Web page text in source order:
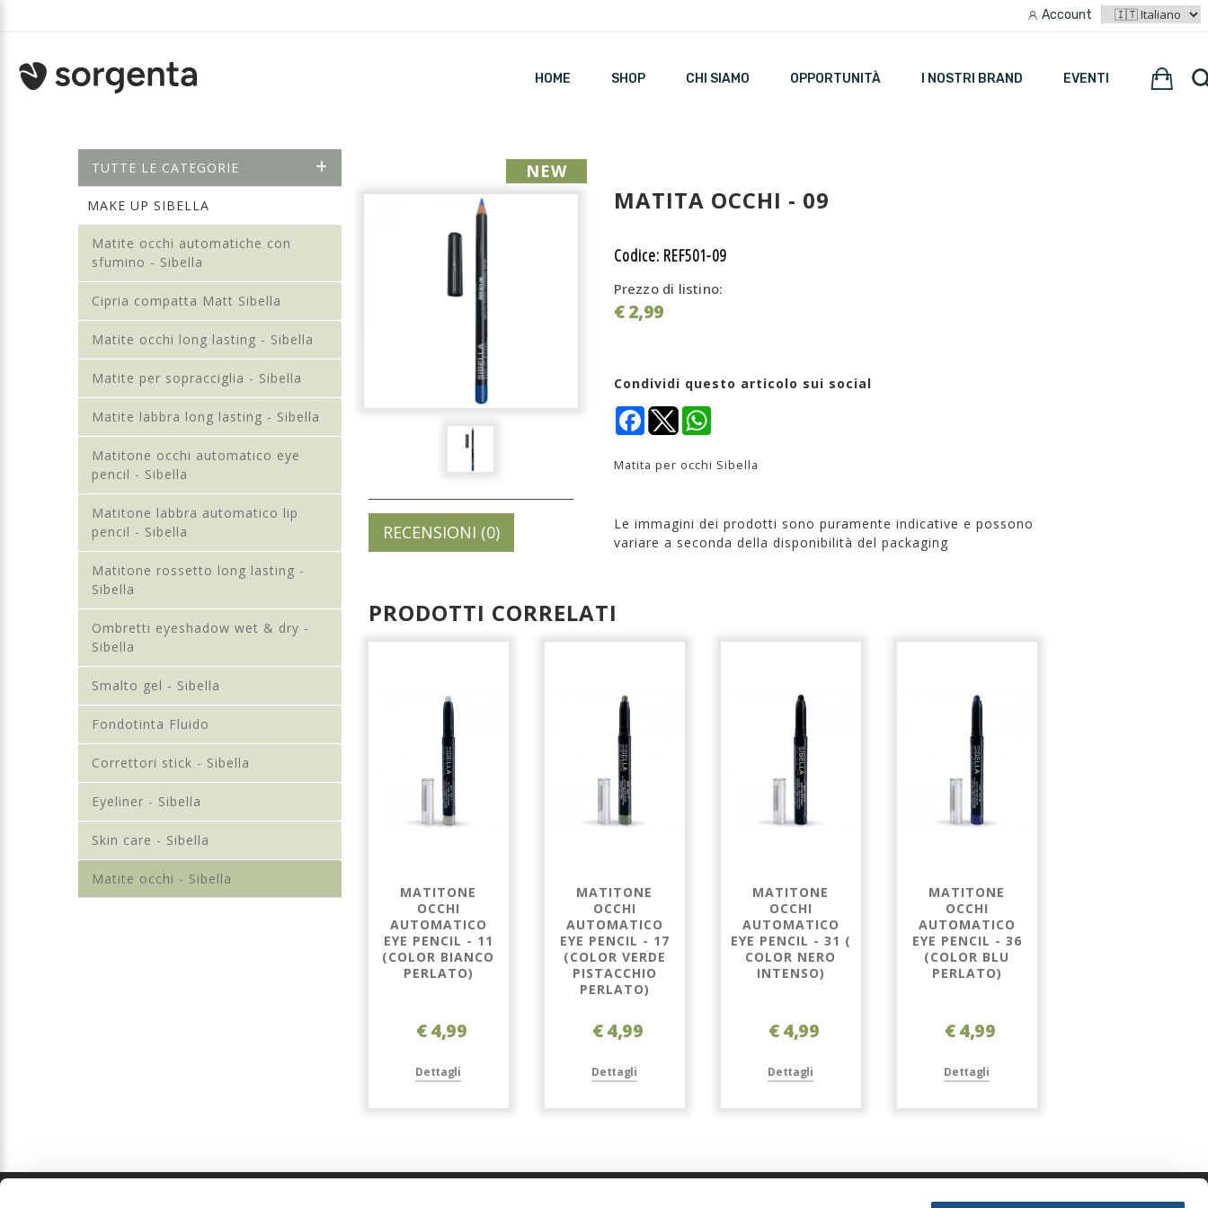
Account
HOME SHOP CHI SIAMO OPPORTUNITÀ I NOSTRI BRAND EVENTI
TUTTE LE CATEGORIE
MAKE UP SIBELLA
Matite occhi automatiche con
sfumino - Sibella
Cipria compatta Matt Sibella
Matite occhi long lasting - Sibella
Matite per sopracciglia - Sibella
Matite labbra long lasting - Sibella
Matitone occhi automatico eye
pencil - Sibella
Matitone labbra automatico lip
pencil - Sibella
Matitone rossetto long lasting -
Sibella
Ombretti eyeshadow wet & dry -
Sibella
Smalto gel - Sibella
Fondotinta Fluido
Correttori stick - Sibella
Eyeliner - Sibella
Skin care - Sibella
Matite occhi - Sibella
NEW
RECENSIONI (0)
MATITA OCCHI - 09
Codice: REF501-09
Prezzo di listino:
€ 2,99
Condividi questo articolo sui social
FacebookWhatsApp
Matita per occhi Sibella
Le immagini dei prodotti sono puramente indicative e possono
variare a seconda della disponibilità del packaging
PRODOTTI CORRELATI
NUOVO
MATITONE
OCCHI
AUTOMATICO
EYE PENCIL - 11
(COLOR BIANCO
PERLATO)
€ 4,99
Dettagli
MATITONE
OCCHI
AUTOMATICO
EYE PENCIL - 17
(COLOR VERDE
PISTACCHIO
PERLATO)
€ 4,99
Dettagli
MATITONE
OCCHI
AUTOMATICO
EYE PENCIL - 31 (
COLOR NERO
INTENSO)
€ 4,99
Dettagli
MATITONE
OCCHI
AUTOMATICO
EYE PENCIL - 36
(COLOR BLU
PERLATO)
€ 4,99
Dettagli